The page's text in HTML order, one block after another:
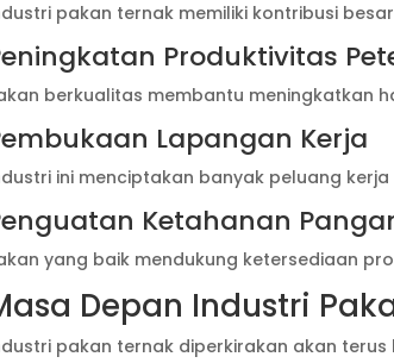
pakan ternak memiliki kontribusi
Produktivitas
berkualitas membantu meningkatkan
Lapangan Kerja
ini menciptakan banyak peluang
Ketahanan
yang baik mendukung ketersediaan
Depan Industri
pakan ternak diperkirakan akan